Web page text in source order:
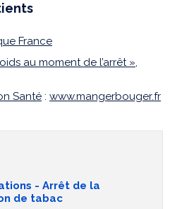
France
au moment de l’arrêt »,
Santé : www.mangerbouger.fr
- Arrêt de la
de tabac